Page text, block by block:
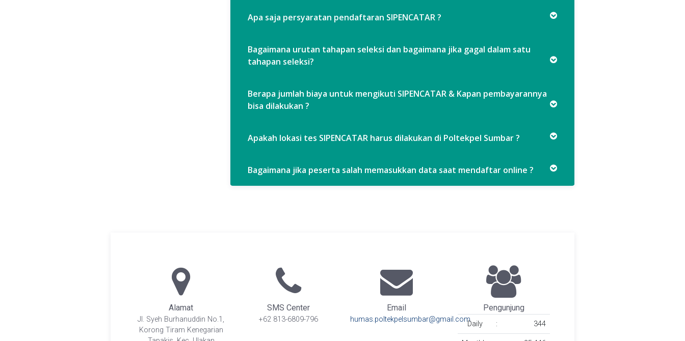
Apa saja persyaratan pendaftaran SIPENCATAR ?
Bagaimana urutan tahapan seleksi dan bagaimana jika gagal dalam satu
tahapan seleksi?
Berapa jumlah biaya untuk mengikuti SIPENCATAR & Kapan pembayarannya
bisa dilakukan ?
Apakah lokasi tes SIPENCATAR harus dilakukan di Poltekpel Sumbar ?
Bagaimana jika peserta salah memasukkan data saat mendaftar online ?
Alamat
Jl. Syeh Burhanuddin No.1,
Korong Tiram Kenegarian
SMS Center
+62 813-6809-796
Email
humas.poltekpelsumbar@gmail.com
Pengunjung
Daily : 344